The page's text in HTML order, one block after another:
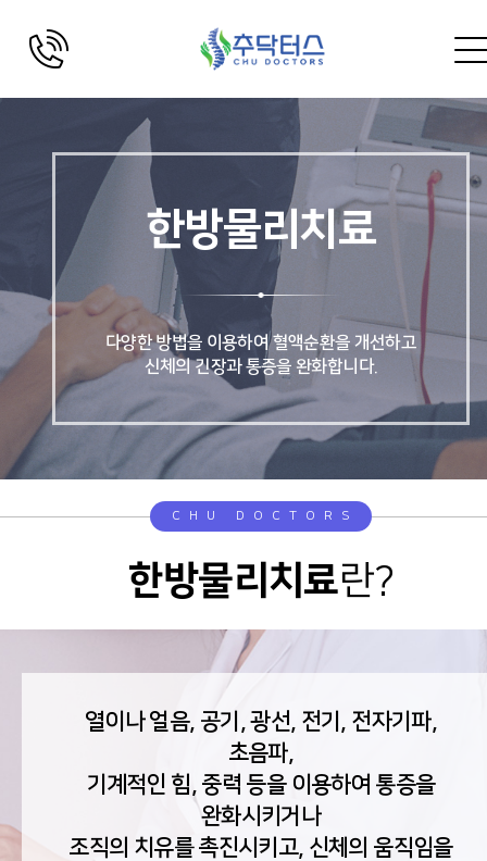
한방물리치료
다양한 방법을 이용하여 혈액순환을 개선하고
신체의 긴장과 통증을 완화합니다.
CHU DOCTORS
한방물리치료란?
열이나 얼음, 공기, 광선, 전기, 전자기파,
초음파,
기계적인 힘, 중력 등을 이용하여 통증을
완화시키거나
조직의 치유를 촉진시키고, 신체의 움직임을